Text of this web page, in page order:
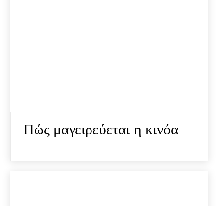
Πώς μαγειρεύεται η κινόα